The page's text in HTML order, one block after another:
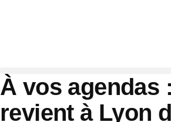
À vos agendas
revient à Lyon